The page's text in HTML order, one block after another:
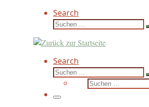
Search
Suche
Search
Suche
Suche
Menü